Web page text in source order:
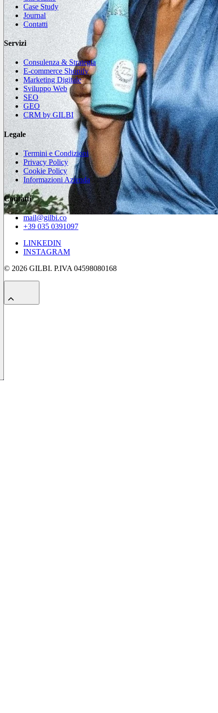
Case Study
Journal
Contatti
Servizi
Consulenza & Strategia
E-commerce Shopify
Marketing Digitale
Sviluppo Web
SEO
GEO
CRM by GILBI
Legale
Termini e Condizioni
Privacy Policy
Cookie Policy
Informazioni Azienda
Contatti
mail@gilbi.co
+39 035 0391097
LINKEDIN
INSTAGRAM
© 2026 GILBI. P.IVA 04598080168